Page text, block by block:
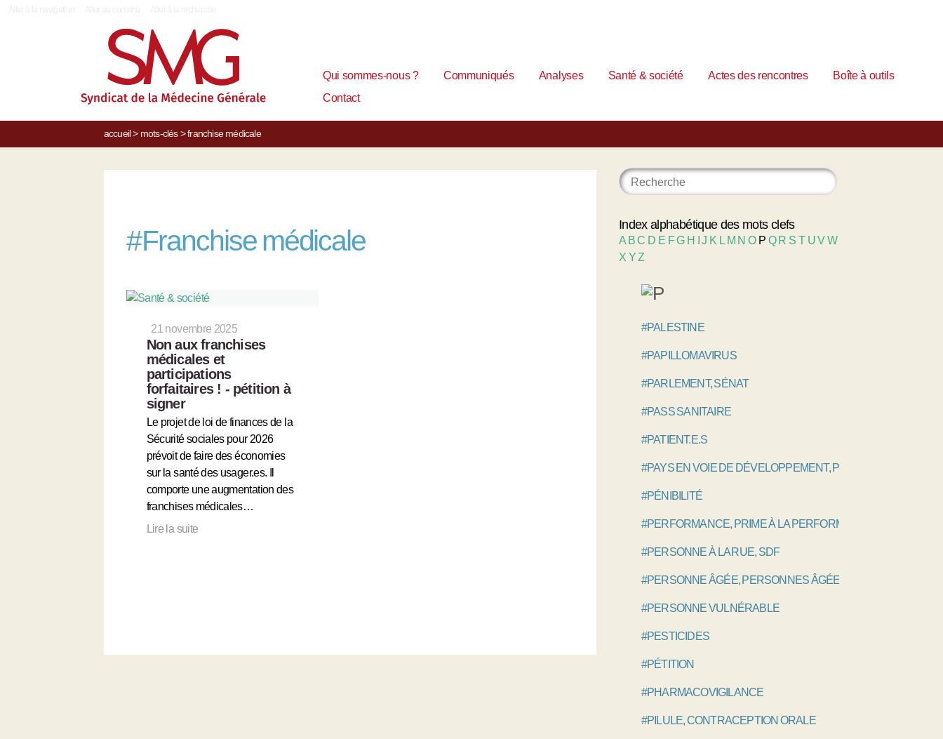
Qui sommes-nous ? Communiqués Analyses Santé & société Actes des rencontres
Boîte à outils
Contact
accueil> mots-clés> franchise médicale
#Franchise médicale
21 novembre 2025
Non aux franchises
médicales et
participations
forfaitaires ! - pétition à
signer
Le projet de loi de finances de la
Sécurité sociales pour 2026
prévoit de faire des économies
sur la santé des usager.es. Il
comporte une augmentation des
franchises médicales…
Lire la suite
Index alphabétique des mots clefs
A BC D E FG H IJ K L M NO P Q R S T UVW
X YZ
#PALESTINE
#PAPILLOMAVIRUS
#PARLEMENT, SÉNAT
#PASS SANITAIRE
#PATIENT.E.S
#PAYS EN VOIE DE DÉVELOPPEMENT, PVD
#PÉNIBILITÉ
#PERFORMANCE, PRIME À LA PERFORMANCE, P4P
#PERSONNE À LA RUE, SDF
#PERSONNE ÂGÉE, PERSONNES ÂGÉES
#PERSONNE VULNÉRABLE
#PESTICIDES
#PÉTITION
#PHARMACOVIGILANCE
#PILULE, CONTRACEPTION ORALE